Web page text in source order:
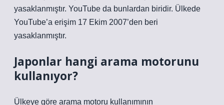
yasaklanmıştır. YouTube da bunlardan biridir. Ülkede
YouTube’a erişim 17 Ekim 2007’den beri
yasaklanmıştır.
Japonlar hangi arama motorunu
kullanıyor?
Ülkeye göre arama motoru kullanımının